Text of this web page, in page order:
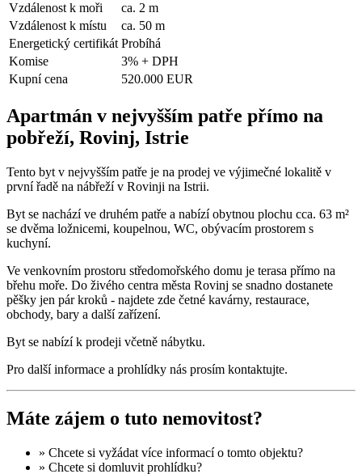
Vzdálenost k moři
ca. 2 m
Vzdálenost k místu
ca. 50 m
Energetický certifikát Probíhá
Komise
3% + DPH
Kupní cena
520.000 EUR
Apartmán v nejvyšším patře přímo na
pobřeží, Rovinj, Istrie
Tento byt v nejvyšším patře je na prodej ve výjimečné lokalitě v
první řadě na nábřeží v Rovinji na Istrii.
Byt se nachází ve druhém patře a nabízí obytnou plochu cca. 63 m²
se dvěma ložnicemi, koupelnou, WC, obývacím prostorem s
kuchyní.
Ve venkovním prostoru středomořského domu je terasa přímo na
břehu moře. Do živého centra města Rovinj se snadno dostanete
pěšky jen pár kroků - najdete zde četné kavárny, restaurace,
obchody, bary a další zařízení.
Byt se nabízí k prodeji včetně nábytku.
Pro další informace a prohlídky nás prosím kontaktujte.
Máte zájem o tuto nemovitost?
» Chcete si vyžádat více informacío tomto objektu?
» Chcete si domluvit prohlídku?